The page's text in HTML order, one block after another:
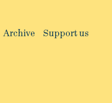
Archive Support us